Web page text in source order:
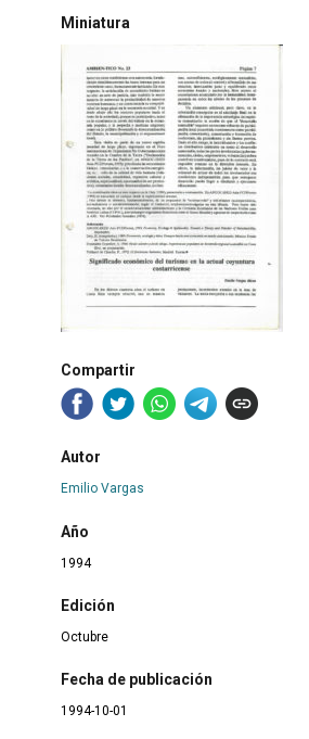
Miniatura
Compartir
Autor
Emilio Vargas
Año
1994
Edición
Octubre
Fecha de publicación
1994-10-01